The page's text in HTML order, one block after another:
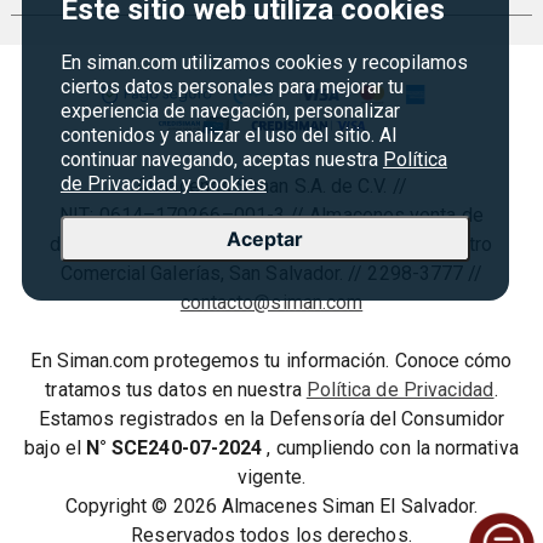
Este sitio web utiliza cookies
En siman.com utilizamos cookies y recopilamos
ciertos datos personales para mejorar tu
experiencia de navegación, personalizar
contenidos y analizar el uso del sitio. Al
continuar navegando, aceptas nuestra Política
de Privacidad y Cookies
Aceptar
Credisiman
Marketplace
Vende en Marketplace
Seguridad del sitio
Política de Privacidad
Condiciones ofertas
Derecho de Retracto
Condiciones de uso
Regreso a clases
Rebajas
Cyber Monday
Agosto es diversión
Almacenes Siman S.A. de C.V. //
NIT: 0614–170266–001-3 // Almacenes venta de
diversos artículos // Paseo General Escalón, Centro
contacto@siman.com
En Siman.com protegemos tu información. Conoce cómo
tratamos tus datos en nuestra Política de Privacidad.
Estamos registrados en la Defensoría del Consumidor
bajo el N° SCE240-07-2024 , cumpliendo con la normativa
vigente.
Copyright © 2026 Almacenes Siman El Salvador.
Reservados todos los derechos.